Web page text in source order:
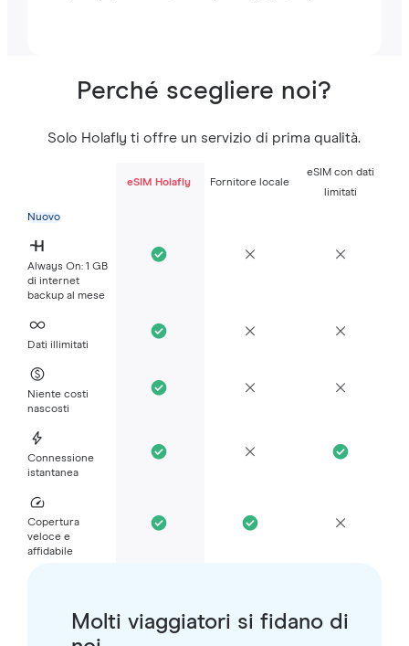
piano (ad esempio, un piano di 7 giorni
Perché scegliere noi?
Solo Holafly ti offre un servizio di prima qualità.
eSIM Holafly Fornitore locale
eSIM con dati
limitati
Nuovo
Always On: 1 GB
di internet
backup al mese
Dati illimitati
Niente costi
nascosti
Connessione
istantanea
Copertura
veloce e
affidabile
Molti viaggiatori si fidano di